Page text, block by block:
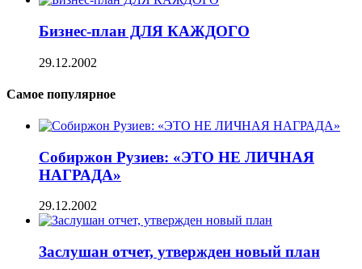
Бизнес-план ДЛЯ КАЖДОГО
29.12.2002
Самое популярное
Собиржон Рузиев: «ЭТО НЕ ЛИЧНАЯ
НАГРАДА»
29.12.2002
Заслушан отчет, утвержден новый план